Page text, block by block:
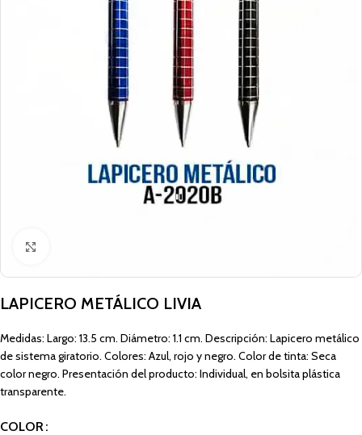
LAPICERO METÁLICO LIVIA
Medidas: Largo: 13.5 cm. Diámetro: 1.1 cm. Descripción: Lapicero metálico
de sistema giratorio. Colores: Azul, rojo y negro. Color de tinta: Seca
color negro. Presentación del producto: Individual, en bolsita plástica
transparente.
COLOR